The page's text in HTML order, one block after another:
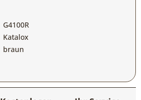
G4100R
Katalox
braun